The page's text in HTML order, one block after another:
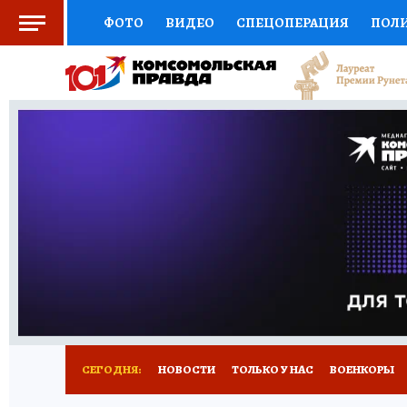
ФОТО ВИДЕО СПЕЦОПЕРАЦИЯ
СОЦПОДДЕРЖКА НАУКА СПОРТ
ВЫБОР ЭКСПЕРТОВ ДОКТОР
ПРОГНОЗЫ НА СПОРТ
НОВОЕ
СЕГОДНЯ: НОВОСТИ ТОЛЬКО У НАС ВОЕНКОРЫ